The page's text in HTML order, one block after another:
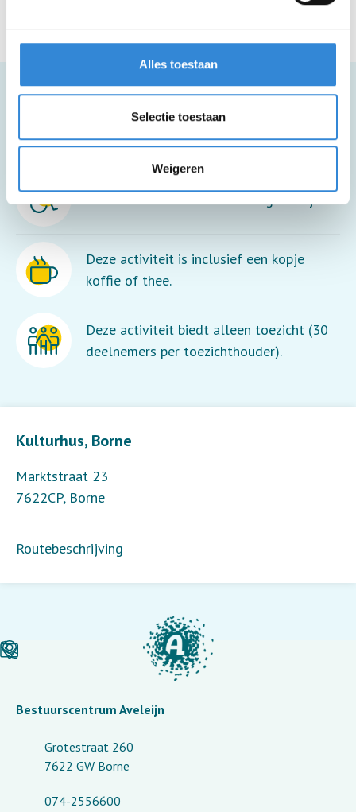
Alles toestaan
Selectie toestaan
Weigeren
Kulturhus, Borne
Marktstraat 23
7622CP, Borne
Routebeschrijving
Meer informatie
Deze activiteit is rolstoel toegankelijk.
Deze activiteit is inclusief een kopje
koffie of thee.
Deze activiteit biedt alleen toezicht (30
deelnemers per toezichthouder).
Bestuurscentrum Aveleijn
Grotestraat 260
7622 GW Borne
074-2556600